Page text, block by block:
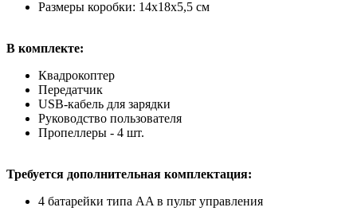
Размеры коробки: 14x18x5,5 см
В комплекте:
Квадрокоптер
Передатчик
USB-кабель для зарядки
Руководство пользователя
Пропеллеры - 4 шт.
Требуется дополнительная комплектация:
4 батарейки типа AA в пульт управления